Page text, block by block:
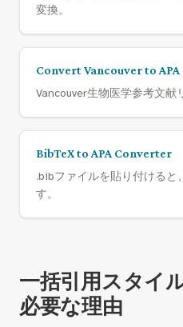
変換。
Convert Vancouver to APA
Vancouver生物医学参考文献
BibTeX to APA Converter
.bibファイルを貼り付けると
す。
一括引用スタイ
必要な理由